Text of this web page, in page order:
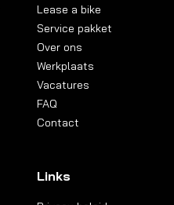
Lease a bike
Service pakket
Over ons
Werkplaats
Vacatures
FAQ
Contact
Links